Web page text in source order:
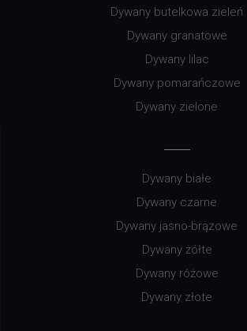
Dywany butelkowa zieleń
Dywany granatowe
Dywany lilac
Dywany pomarańczowe
Dywany zielone
Dywany białe
Dywany czarne
Dywany jasno-brązowe
Dywany żółte
Dywany różowe
Dywany złote